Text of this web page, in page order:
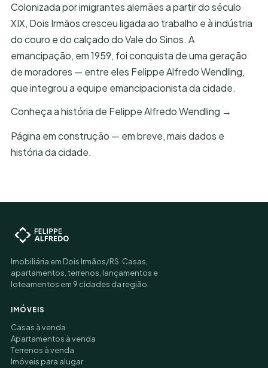
Colonizada por imigrantes alemães a partir do século
XIX, Dois Irmãos cresceu ligada ao trabalho e à indústria
do couro e do calçado do Vale do Sinos. A
emancipação, em 1959, foi conquista de uma geração
de moradores — entre eles Felippe Alfredo Wendling,
que integrou a equipe emancipacionista da cidade.
Conheça a história de Felippe Alfredo Wendling →
Página em construção — em breve, mais dados e
história da cidade.
Imobiliária em Dois Irmãos/RS. Casas,
apartamentos, terrenos, lançamentos e
loteamentos em 9 cidades da região.
IMÓVEIS
Casas à venda
Apartamentos à venda
Terrenos à venda
Imóveis para alugar